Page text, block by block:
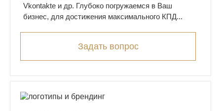
Vkontakte и др. Глубоко погружаемся в Ваш
бизнес, для достижения максимального КПД...
Задать вопрос